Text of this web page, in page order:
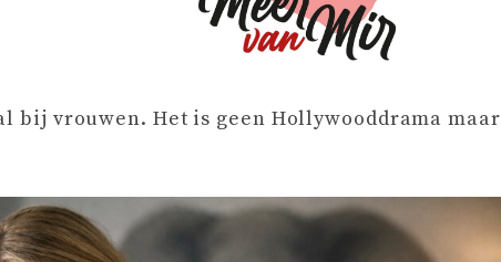
bij vrouwen. Het is geen Hollywooddrama maar